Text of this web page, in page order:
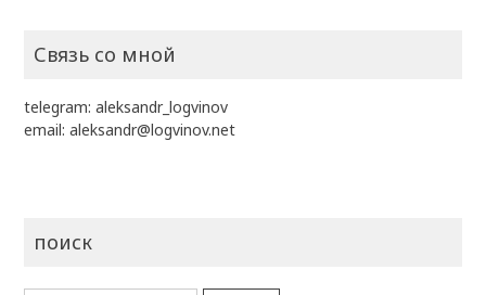
Связь со мной
telegram:aleksandr_logvinov
email:aleksandr@logvinov.net
поиск